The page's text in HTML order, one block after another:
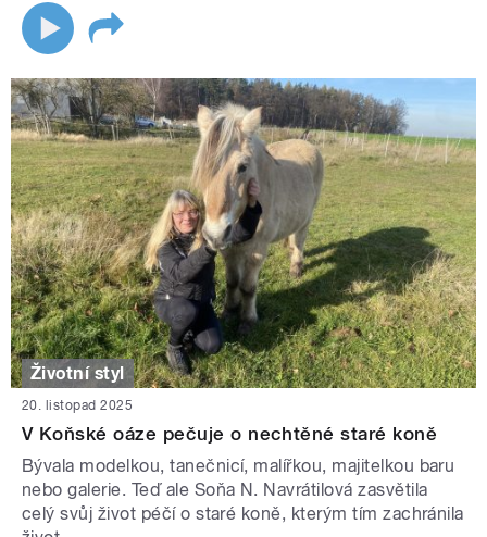
Životní styl
20. listopad 2025
V Koňské oáze pečuje o nechtěné staré koně
Bývala modelkou, tanečnicí, malířkou, majitelkou baru
nebo galerie. Teď ale Soňa N. Navrátilová zasvětila
celý svůj život péčí o staré koně, kterým tím zachránila